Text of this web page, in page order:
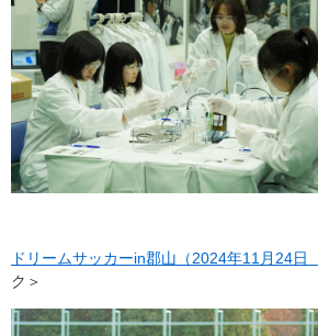
ドリームサッカーin郡山（2024年11月24日
ク＞